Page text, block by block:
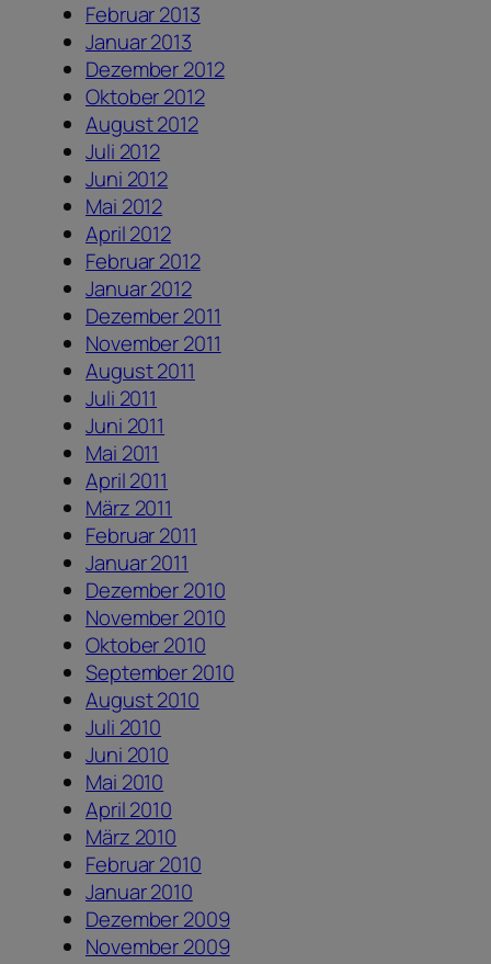
Februar 2013
Januar 2013
Dezember 2012
Oktober 2012
August 2012
Juli 2012
Juni 2012
Mai 2012
April 2012
Februar 2012
Januar 2012
Dezember 2011
November 2011
August 2011
Juli 2011
Juni 2011
Mai 2011
April 2011
März 2011
Februar 2011
Januar 2011
Dezember 2010
November 2010
Oktober 2010
September 2010
August 2010
Juli 2010
Juni 2010
Mai 2010
April 2010
März 2010
Februar 2010
Januar 2010
Dezember 2009
November 2009